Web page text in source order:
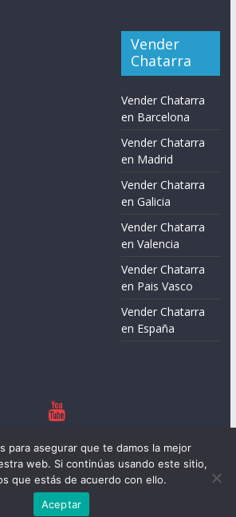
Vender
Chatarra
Vender Chatarra
en Barcelona
Vender Chatarra
en Madrid
Vender Chatarra
en Galicia
Vender Chatarra
en Valencia
Vender Chatarra
en Pais Vasco
Vender Chatarra
en España
derechos reservados.
ThemeGrill. Funciona conWordPress
para asegurar que te damos la mejor
web. Si continúas usando este sitio,
que estás de acuerdo con ello.
Aceptar